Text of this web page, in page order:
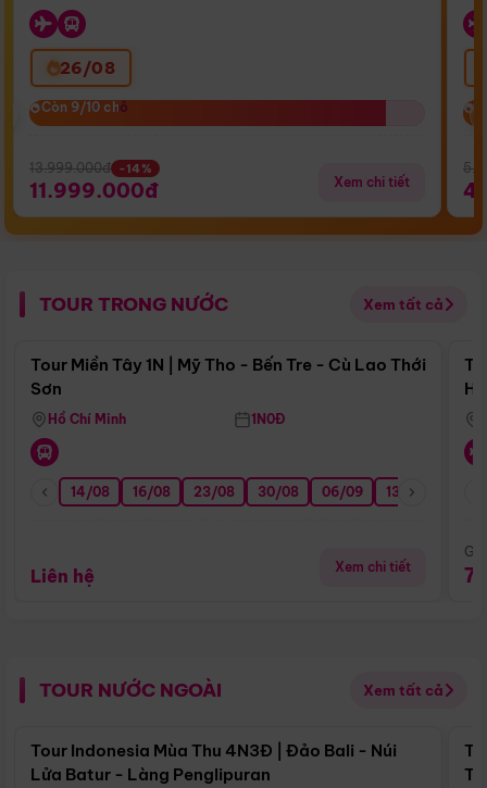
26/08
Còn 9/10 chỗ
Còn 9/10 chỗ
13.999.000đ -14%
11.999.000đ Xem chi tiết
TOUR TRONG NƯỚC Xem tất cả
Điểm nổi bật
Tour Miền Tây 1N | Mỹ Tho - Bến Tre - Cù Lao Thới
Sơn
Hồ Chí Minh 1N0Đ
14/08 16/08 23/08 30/08 06/09 13/09
Liên hệ Xem chi tiết
TOUR NƯỚC NGOÀI Xem tất cả
Điểm nổi bật
Tour Indonesia Mùa Thu 4N3Đ | Đảo Bali - Núi
Lửa Batur - Làng Penglipuran